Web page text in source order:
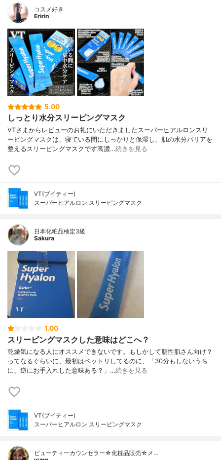
コスメ好き
Eririn
5.00
しっとり水分スリーピングマスク
VTさまからレビューのお礼にいただきましたスーパーヒアルロンスリ
ーピングマスクは、寝ている間にしっかりと保湿し、肌の水分バリアを
整えるスリーピングマスクです高濃…続きを見る
VT(ブイティー)
スーパーヒアルロン スリーピングマスク
日本化粧品検定3級
Sakura
1.00
スリーピングマスクした意味はどこへ？
乾燥気になる人にオススメできないです。もしかして脂性肌さん向け？
ってなるぐらいに、最初はベットリしてるのに、「30分もしないうち
に、逆にお手入れした意味ある？」…続きを見る
VT(ブイティー)
スーパーヒアルロン スリーピングマスク
ビューティーカウンセラー☆化粧品販売☆メ…